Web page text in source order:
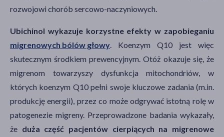
rozwojowi chorób sercowo-naczyniowych.
Ubichinol wykazuje korzystne efekty w zapobieganiu
migrenowych bólów głowy . Koenzym Q10 jest więc
skutecznym środkiem prewencyjnym. Otóż okazuje się, że
migrenom towarzyszy dysfunkcja mitochondriów, w
których koenzym Q10 pełni swoje kluczowe zadania (m.in.
produkcję energii), przez co może odgrywać istotną rolę w
patogenezie migreny. Przeprowadzone badania wykazały,
że duża część pacjentów cierpiących na migrenowe